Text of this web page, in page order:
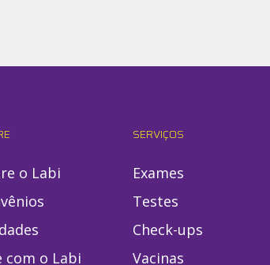
o Labi
com o Labi
SERVIÇOS
Exames
Testes
Check-ups
Vacinas